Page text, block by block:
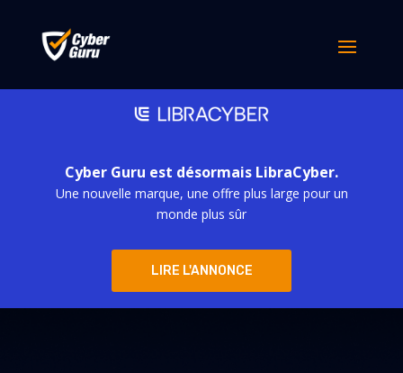
Cyber Guru est désormais LibraCyber.
Une nouvelle marque, une offre plus large pour un
monde plus sûr
LIRE L'ANNONCE